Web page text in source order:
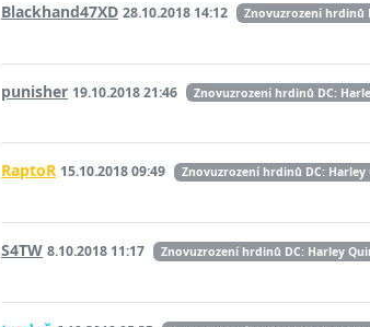
Blackhand47XD 28.10.2018 14:12 Znovuzrození hrdinů
punisher 19.10.2018 21:46 Znovuzrození hrdinů DC:
RaptoR 15.10.2018 09:49 Znovuzrození hrdinů DC:
S4TW 8.10.2018 11:17 Znovuzrození hrdinů DC: Harley